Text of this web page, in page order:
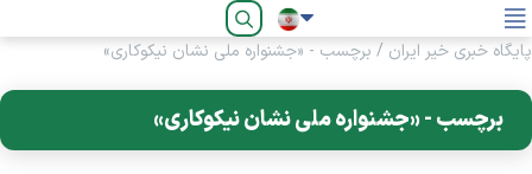
فارسی
پایگاه خبری خیر ایران / برچسب - «جشنواره ملی نشان نیکوکاری»
برچسب - «جشنواره ملی نشان نیکوکاری»